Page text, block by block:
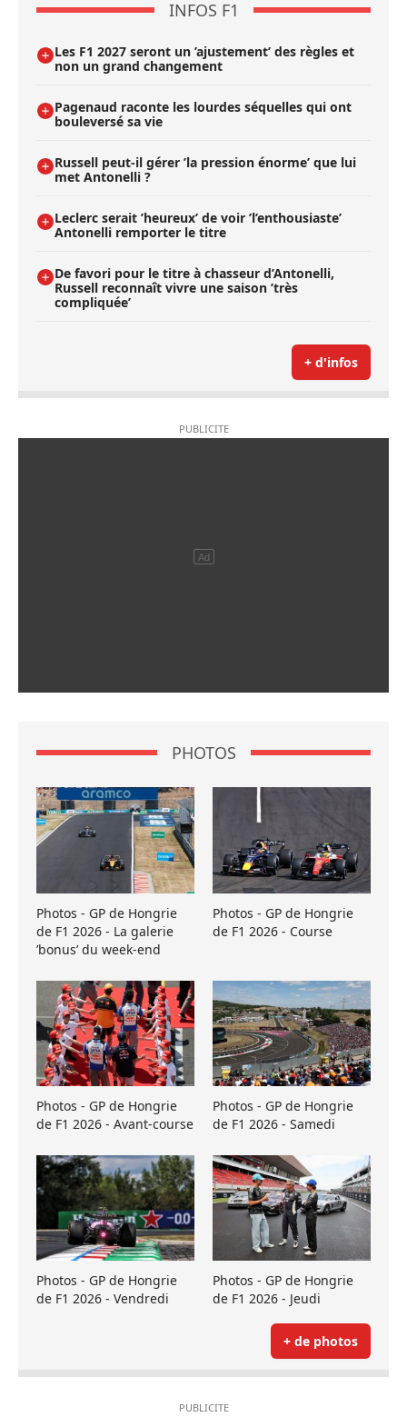
INFOS F1
Les F1 2027 seront un ’ajustement’ des règles et
non un grand changement
Pagenaud raconte les lourdes séquelles qui ont
bouleversé sa vie
Russell peut-il gérer ’la pression énorme’ que lui
met Antonelli ?
Leclerc serait ’heureux’ de voir ’l’enthousiaste’
Antonelli remporter le titre
De favori pour le titre à chasseur d’Antonelli,
Russell reconnaît vivre une saison ’très
compliquée’
+ d'infos
PHOTOS
Photos - GP de Hongrie
de F1 2026 - La galerie
’bonus’ du week-end
Photos - GP de Hongrie
de F1 2026 - Course
Photos - GP de Hongrie
de F1 2026 - Avant-course
Photos - GP de Hongrie
de F1 2026 - Samedi
Photos - GP de Hongrie
de F1 2026 - Vendredi
Photos - GP de Hongrie
de F1 2026 - Jeudi
+ de photos